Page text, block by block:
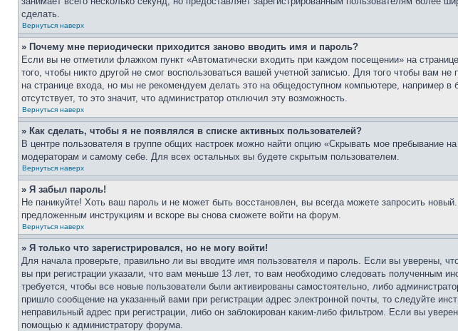
сделать.
Вернуться наверх
» Почему мне периодически приходится заново вводить имя и пароль?
Если вы не отметили флажком пункт «Автоматически входить при каждом посещении» на
того, чтобы никто другой не смог воспользоваться вашей учетной записью. Для того чтобы вам
на странице входа, но мы не рекомендуем делать это на общедоступном компьютере, например
отсутствует, то это значит, что администратор отключил эту возможность.
Вернуться наверх
» Как сделать, чтобы я не появлялся в списке активных пользователей?
В центре пользователя в группе общих настроек можно найти опцию «Скрывать мое
модераторам и самому себе. Для всех остальных вы будете скрытым пользователем.
Вернуться наверх
» Я забыл пароль!
Не паникуйте! Хоть ваш пароль и не может быть восстановлен, вы всегда можете запросить
предложенным инструкциям и вскоре вы снова сможете войти на форум.
Вернуться наверх
» Я только что зарегистрировался, но не могу войти!
Для начала проверьте, правильно ли вы вводите имя пользователя и пароль. Если вы уверены,
вы при регистрации указали, что вам меньше 13 лет, то вам необходимо следовать полученным
требуется, чтобы все новые пользователи были активированы самостоятельно, либо
пришло сообщение на указанный вами при регистрации адрес электронной почты, то следуйте
неправильный адрес при регистрации, либо он заблокирован каким-либо фильтром. Если вы
помощью к администратору форума.